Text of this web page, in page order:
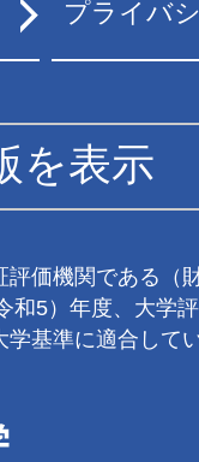
プライバ
を表示
評価機関である（
和5）年度、大学
学基準に適合して